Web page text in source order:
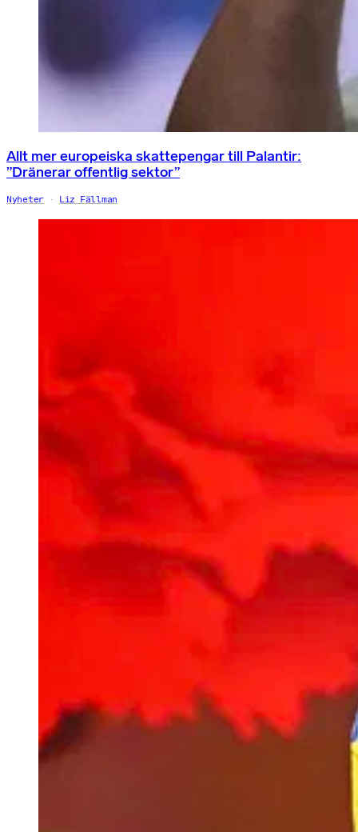
Allt mer europeiska skattepengar till Palantir:
”Dränerar offentlig sektor”
Nyheter Liz Fällman